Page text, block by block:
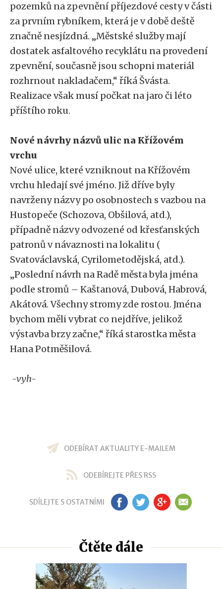
pozemků na zpevnění příjezdové cesty v části
za prvním rybníkem, která je v době deště
značně nesjízdná. „Městské služby mají
dostatek asfaltového recyklátu na provedení
zpevnění, současně jsou schopni materiál
rozhrnout nakladačem,“ říká Švásta.
Realizace však musí počkat na jaro či léto
příštího roku.
Nové návrhy názvů ulic na Křížovém
vrchu
Nové ulice, které vzniknout na Křížovém
vrchu hledají své jméno. Již dříve byly
navrženy názvy po osobnostech s vazbou na
Hustopeče (Schozova, Obšilová, atd.),
případně názvy odvozené od křesťanských
patronů v návaznosti na lokalitu (
Svatováclavská, Cyrilometodějská, atd.).
„Poslední návrh na Radě města byla jména
podle stromů – Kaštanová, Dubová, Habrová,
Akátová. Všechny stromy zde rostou. Jména
bychom měli vybrat co nejdříve, jelikož
výstavba brzy začne,“ říká starostka města
Hana Potměšilová.
-vyh-
ODEBÍRAT AKTUALITY E-MAILEM
ODEBÍREJTE PŘES RSS
SDÍLEJTE S OSTATNÍMI FB TW GP EM
Čtěte dále